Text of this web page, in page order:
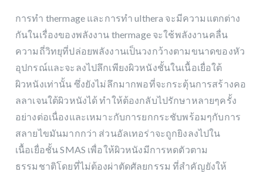
การทำ thermage และการทำ ulthera จะมีความแตกต่าง
กันในเรื่องของพลังงาน thermage จะใช้พลังงานคลื่น
ความถี่วิทยุที่ปล่อยพลังงานเป็นวงกว้างตามขนาดของหัว
อุปกรณ์และจะลงไปลึกเพียงผิวหนังชั้นในเนื้อเยื่อใต้
ผิวหนังเท่านั้น ซึ่งยังไม่ลึกมากพอที่จะกระตุ้นการสร้างคอ
ลลาเจนใต้ผิวหนังได้ ทำให้ต้องกลับไปรักษาหลายๆครั้ง
อย่างต่อเนื่องและเหมาะกับการยกกระชับพร้อมๆกับการ
สลายไขมันมากกว่า ส่วนอัลเทอร่าจะถูกยิงลงไปใน
เนื้อเยื่อชั้น SMAS เพื่อให้ผิวหนังมีการหดตัวตาม
ธรรมชาติโดยที่ไม่ต้องผ่าตัดศัลยกรรม ที่สำคัญยังให้